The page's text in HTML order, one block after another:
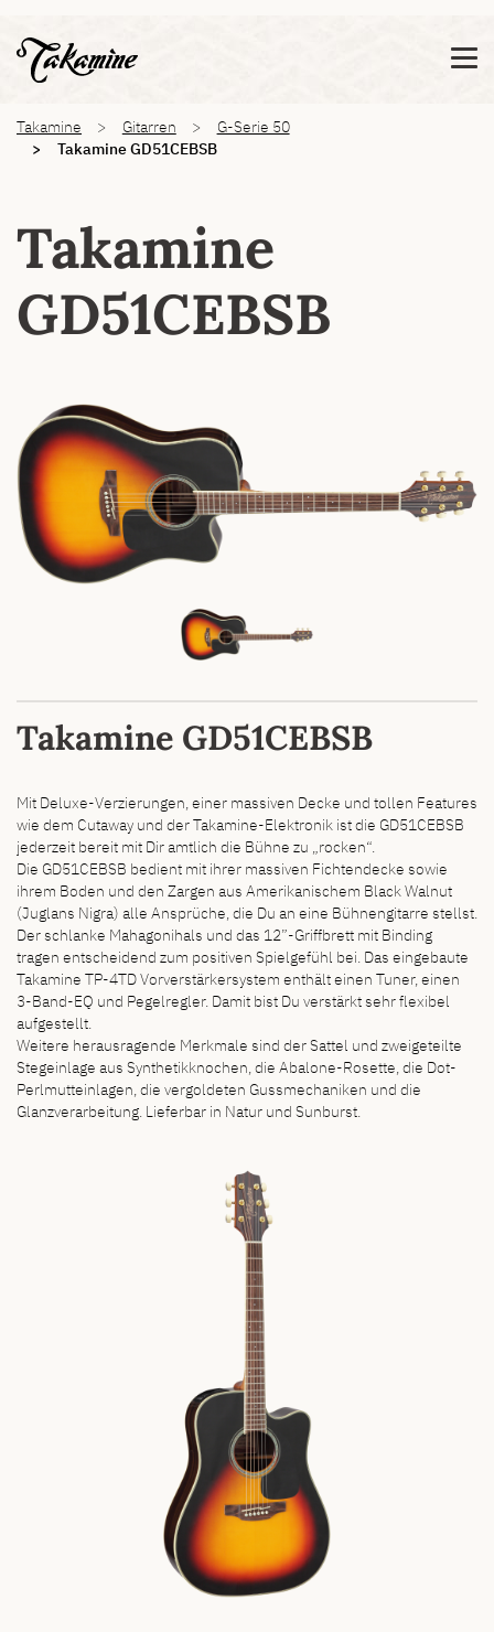
Diese Meldung nicht mehr anzeigen
Takamine Gitarren
G-Serie 50
Takamine GD51CEBSB
Takamine
GD51CEBSB
Takamine GD51CEBSB
Mit Deluxe-Verzierungen, einer massiven Decke und tollen Features
wie dem Cutaway und der Takamine-Elektronik ist die GD51CEBSB
jederzeit bereit mit Dir amtlich die Bühne zu „rocken“.
Die GD51CEBSB bedient mit ihrer massiven Fichtendecke sowie
ihrem Boden und den Zargen aus Amerikanischem Black Walnut
(Juglans Nigra) alle Ansprüche, die Du an eine Bühnengitarre stellst.
Der schlanke Mahagonihals und das 12”-Griffbrett mit Binding
tragen entscheidend zum positiven Spielgefühl bei. Das eingebaute
Takamine TP-4TD Vorverstärkersystem enthält einen Tuner, einen
3-Band-EQ und Pegelregler. Damit bist Du verstärkt sehr flexibel
aufgestellt.
Weitere herausragende Merkmale sind der Sattel und zweigeteilte
Stegeinlage aus Synthetikknochen, die Abalone-Rosette, die Dot-
Perlmutteinlagen, die vergoldeten Gussmechaniken und die
Glanzverarbeitung. Lieferbar in Natur und Sunburst.